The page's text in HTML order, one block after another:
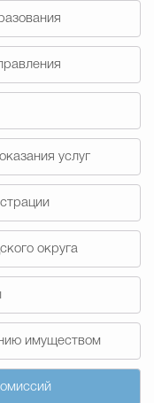
палата Городского
Гостям Городского
Общественная
и
услуг
округа
имуществом